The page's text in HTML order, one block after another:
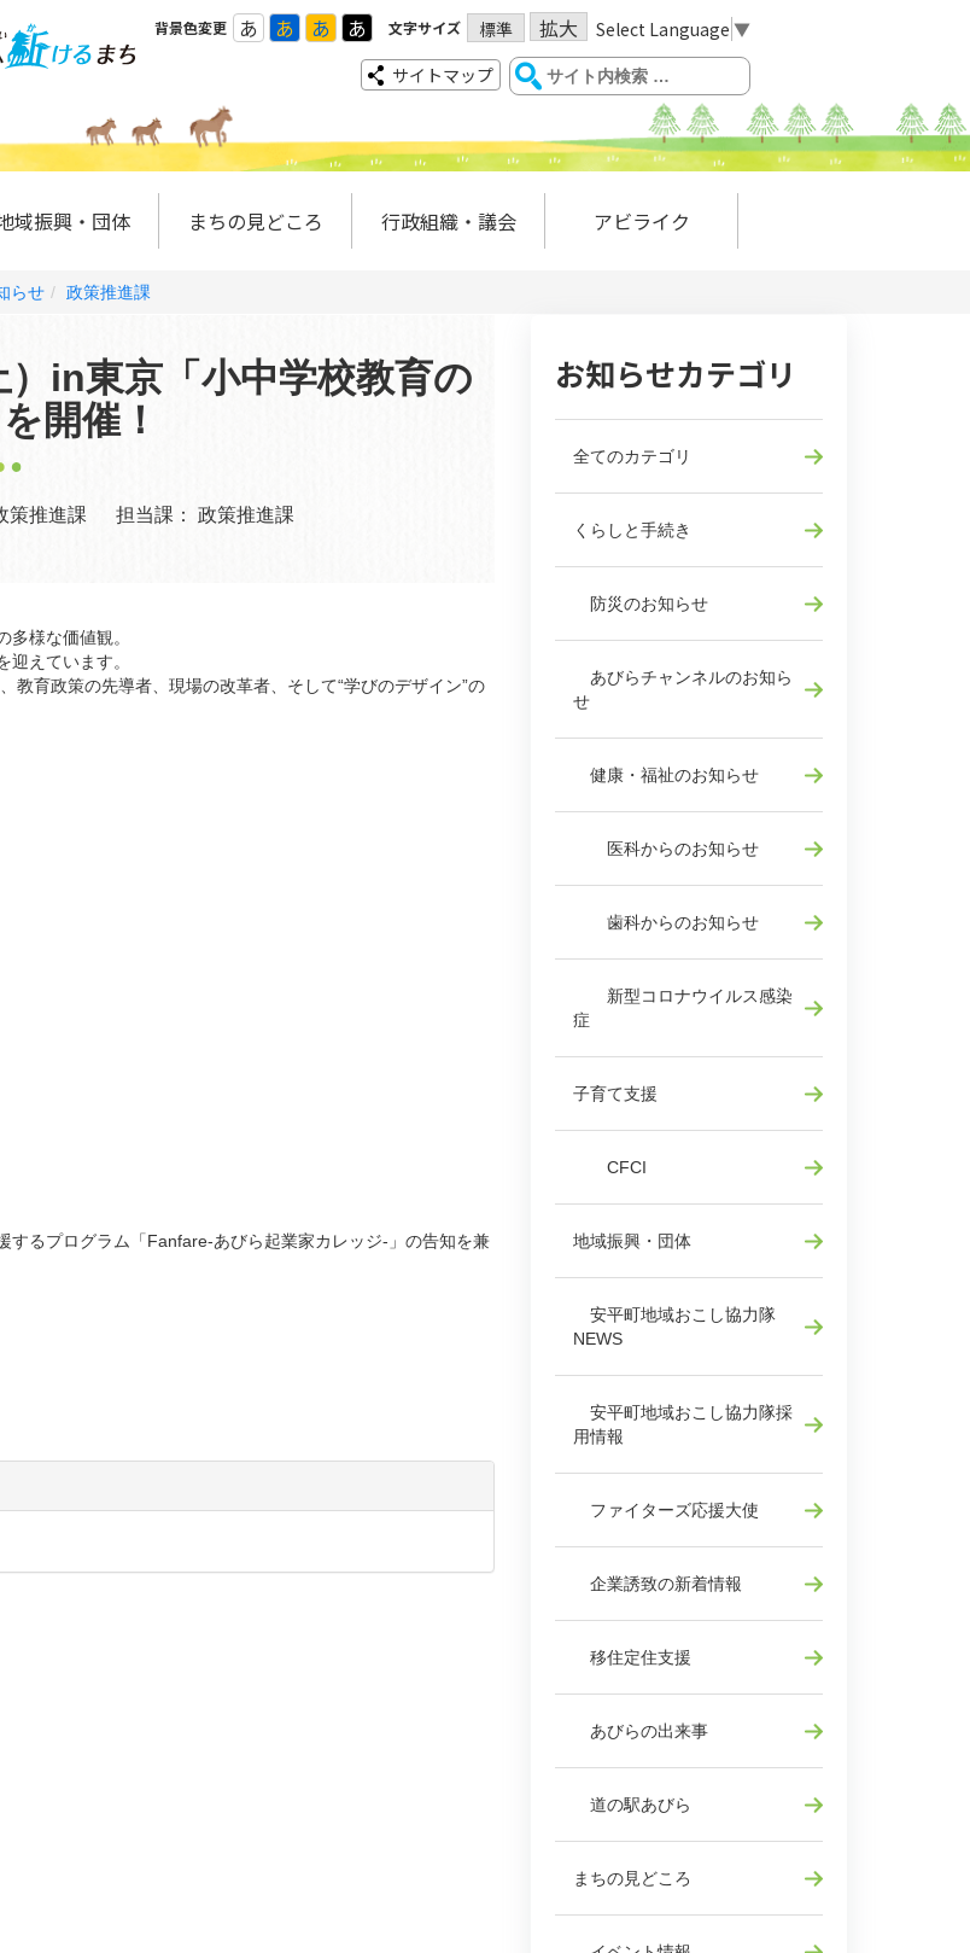
背景色変更 あ あ あ あ 文字サイズ 標準 拡大 Select Language ▼
サイトマップ
域振興・団体 まちの見どころ 行政組織・議会 アビライク
らせ 政策推進課
）in東京「小中学校教育の
開催！
策推進課 担当課： 政策推進課
様な価値観。
えています。
教育政策の先導者、現場の改革者、そして“学びのデザイン”の
するプログラム「Fanfare-あびら起業家カレッジ-」の告知を兼
お知らせカテゴリ
全てのカテゴリ
くらしと手続き
防災のお知らせ
あびらチャンネルのお知ら
せ
健康・福祉のお知らせ
医科からのお知らせ
歯科からのお知らせ
新型コロナウイルス感染
症
子育て支援
CFCI
地域振興・団体
安平町地域おこし協力隊
NEWS
安平町地域おこし協力隊採
用情報
ファイターズ応援大使
企業誘致の新着情報
移住定住支援
あびらの出来事
道の駅あびら
まちの見どころ